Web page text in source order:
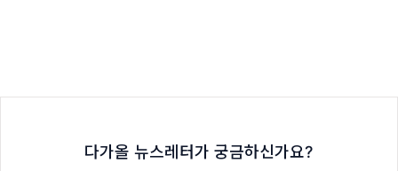
다가올 뉴스레터가 궁금하신가요?